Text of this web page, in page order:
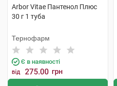
Arbor Vitae Пантенол Плюс
30 г 1 туба
Тернофарм
Є в наявності
від 275.00 грн